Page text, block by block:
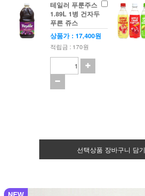
테일러 푸룬주스
1.89L 1병 건자두
푸른 쥬스
상품가 : 17,400원
적립금 : 170원
선택상품 장바구니 담기